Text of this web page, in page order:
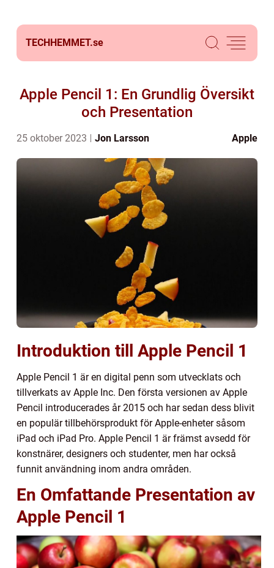
TECHHEMMET.se
Apple Pencil 1: En Grundlig Översikt
och Presentation
25 oktober 2023 Jon Larsson Apple
Introduktion till Apple Pencil 1
Apple Pencil 1 är en digital penn som utvecklats och
tillverkats av Apple Inc. Den första versionen av Apple
Pencil introducerades år 2015 och har sedan dess blivit
en populär tillbehörsprodukt för Apple-enheter såsom
iPad och iPad Pro. Apple Pencil 1 är främst avsedd för
konstnärer, designers och studenter, men har också
funnit användning inom andra områden.
En Omfattande Presentation av
Apple Pencil 1